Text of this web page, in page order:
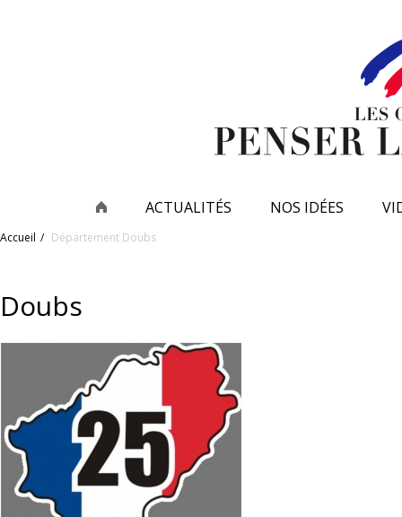
ACTUALITÉS NOS IDÉES
Accueil Département Doubs
Doubs